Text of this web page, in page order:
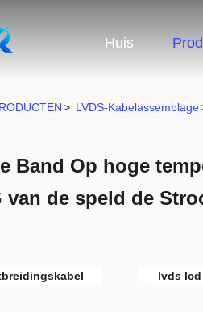
Huis
> LVDS-Kabelassemblage
Band Op hoge
van de speld de
lvds lcd